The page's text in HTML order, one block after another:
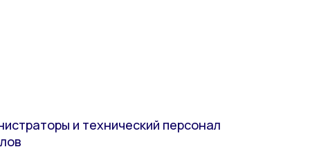
и технический персонал